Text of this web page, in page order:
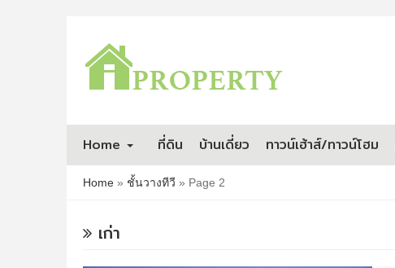
Home ที่ดิน บ้านเดี่ยว ทาวน์เฮ้าส์/ทาวน์โฮม
Home » ชั้นวางทีวี » Page 2
เก่า